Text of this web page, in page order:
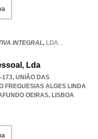
INTEGRAL, LDA...
Lda
173, UNIÃO DAS
FREGUESIAS ALGES LINDA
OEIRAS, LISBOA